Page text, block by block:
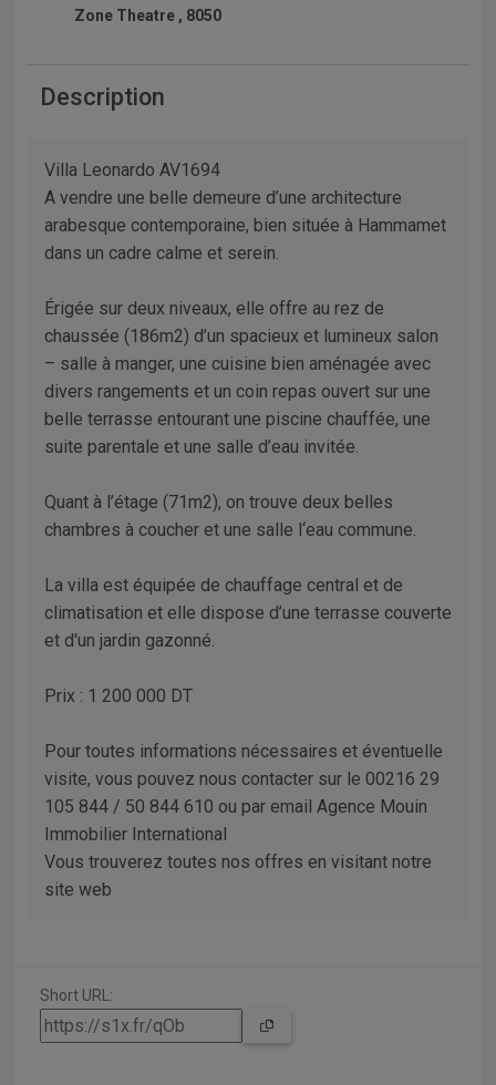
Zone Theatre , 8050
Description
Villa Leonardo AV1694
A vendre une belle demeure d’une architecture
arabesque contemporaine, bien située à Hammamet
dans un cadre calme et serein.
Érigée sur deux niveaux, elle offre au rez de
chaussée (186m2) d’un spacieux et lumineux salon
– salle à manger, une cuisine bien aménagée avec
divers rangements et un coin repas ouvert sur une
belle terrasse entourant une piscine chauffée, une
suite parentale et une salle d’eau invitée.
Quant à l’étage (71m2), on trouve deux belles
chambres à coucher et une salle l‘eau commune.
La villa est équipée de chauffage central et de
climatisation et elle dispose d’une terrasse couverte
et d'un jardin gazonné.
Prix : 1 200 000 DT
Pour toutes informations nécessaires et éventuelle
visite, vous pouvez nous contacter sur le 00216 29
105 844 / 50 844 610 ou par email Agence Mouin
Immobilier International
Vous trouverez toutes nos offres en visitant notre
site web
Short URL: